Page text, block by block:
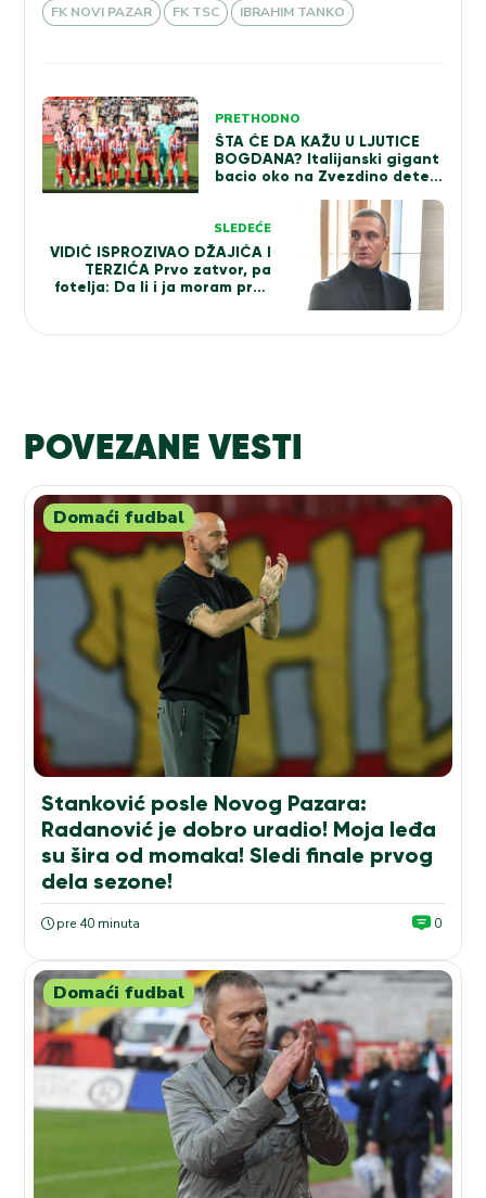
FK NOVI PAZAR
FK TSC IBRAHIM TANKO
Kretanje
članka
PRETHODNO
ŠTA ĆE DA KAŽU U LJUTICE
BOGDANA? Italijanski gigant
bacio oko na Zvezdino dete,
SLEDEĆE
VIDIĆ ISPROZIVAO DŽAJIĆA I
TERZIĆA Prvo zatvor, pa
fotelja: Da li i ja moram prvo
(VIDEO)
POVEZANE VESTI
Domaći fudbal
Stanković posle Novog Pazara:
Radanović je dobro uradio! Moja leđa
su šira od momaka! Sledi finale prvog
dela sezone!
pre 40 minuta 0
Domaći fudbal